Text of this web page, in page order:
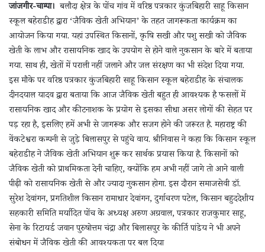
जांजगीर-चाम्पा। बलौदा क्षेत्र के पोंच गांव में वरिष्ठ पत्रकार कुंजबिहारी साहू किसान
स्कूल बहेराडीह द्वारा ‘जैविक खेती अभियान’ के तहत जागरूकता कार्यक्रम का
आयोजन किया गया. यहां उपस्थित किसानों, कृषि सखी और पशु सखी को जैविक
खेती के लाभ और रासायनिक खाद के उपयोग से होने वाले नुकसान के बारे में बताया
गया. साथ ही, खेतों में पराली नहीं जलाने और जल संरक्षण का भी संदेश दिया गया.
इस मौके पर वरिष्ठ पत्रकार कुंजबिहारी साहू किसान स्कूल बहेराडीह के संचालक
दीनदयाल यादव द्वारा बताया कि आज जैविक खेती बहुत ही आवश्यक है फसलों में
रासायनिक खाद और कीटनाशक के प्रयोग से इसका सीधा असर लोगों की सेहत पर
पड़ रहा है, इसलिए हमें अभी से जागरूक और सजग होने की जरूरत है. महाराष्ट्र की
वेंकटेश्वरा कम्पनी से जुड़े बिलासपुर से पहुंचे वाय. श्रीनिवास ने कहा कि किसान स्कूल
बहेराडीह ने जैविक खेती अभियान शुरू कर सार्थक प्रयास किया है. किसानों को
जैविक खेती को प्राथमिकता देनी चाहिए, क्योंकि हम अभी नहीं जागे तो आने वाली
पीढ़ी को रासायनिक खेती से और ज्यादा नुकसान होगा. इस दौरान समाजसेवी डॉ.
सुरेश देवांगन, प्रगतिशील किसान रामाधार देवांगन, दुर्गाचरण पटेल, किसान बहुददेशीय
सहकारी समिति मर्यादित पोंच के अध्यक्ष अरुण अग्रवाल, पत्रकार राजकुमार साहू,
सेना के रिटायर्ड जवान पुरुषोत्तम चंद्रा और बिलासपुर के कीर्ति पांडेय ने भी अपने
संबोधन में जैविक खेती की आवश्यकता पर बल दिया